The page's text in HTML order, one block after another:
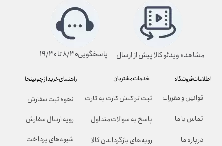
راهنمای خرید از چوبینجا
نحوه ثبت سفارش
رویه ارسال سفارش
شیوه‌های پرداخت
خدمات مشتریان
ثبت تراکنش کارت به کارت
پاسخ به سوالات متداول
رویه‌های بازگرداندن کالا
اطلاعات فروشگاه
قوانین و مقررات
تماس با ما
درباره ما
پاسخگویی۸/۳۰ تا ۱۹/۳۰ مشاهده ویدئو کالا پیش از ارسال